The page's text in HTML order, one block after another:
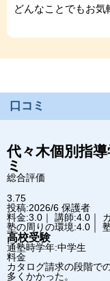
どんなことでもお
口コミ
代々木個別指
ミ
総合評価
3.75
投稿:2026/6 保護者
料金:3.0｜ 講師:4.0｜
塾の周りの環境:4.0｜
高校受験
通塾時学年:中学生
料金
カタログ請求の段階で
多くかかった。